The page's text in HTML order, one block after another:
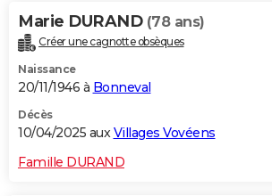
Marie DURAND (78 ans)
Créer une cagnotte obsèques
Naissance
20/11/1946 à Bonneval
Décès
10/04/2025 auxVillages Vovéens
Famille DURAND